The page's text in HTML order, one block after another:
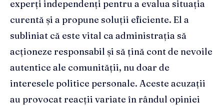
experți independenți pentru a evalua situația
curentă și a propune soluții eficiente. El a
subliniat că este vital ca administrația să
acționeze responsabil și să țină cont de nevoile
autentice ale comunității, nu doar de
interesele politice personale. Aceste acuzații
au provocat reacții variate în rândul opiniei